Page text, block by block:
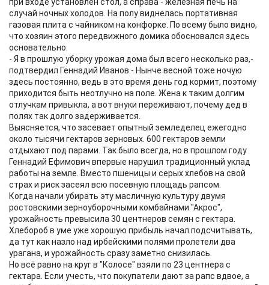
случай ночных холодов. На полу виднелась портативная
газовая плита с чайником на конфорке. По всему было видно,
что хозяин этого передвижного домика обосновался здесь
основательно.
- Я в прошлую уборку урожая дома был всего несколько раз,-
подтвердил Геннадий Иванов.- Нынче весной тоже ночую
здесь постоянно, ведь в это время день год кормит, поэтому
приходится быть неотлучно на поле. Жена к таким долгим
отлучкам привыкла, а вот внуки переживают, почему дед в
полях так долго задерживается.
Выясняется, что засевает опытный земледелец ежегодно
около тысячи гектаров зерновых. 600 гектаров земли
отдыхают под парами. Так было всегда, но в прошлом году
Геннадий Ефимович впервые нарушил традиционный уклад
работы на земле. Вместо пшеницы и серых хлебов на свой
страх и риск засеял всю посевную площадь рапсом.
Когда начали убирать эту масличную культуру двумя
ростовскими зерноуборочными комбайнами "Акрос",
урожайность превысила 30 центнеров семян с гектара.
Хлебороб в уме уже хорошую прибыль начал подсчитывать,
да тут как назло над ирбейскими полями пролетели два
урагана, и урожайность сразу заметно снизилась.
Но всё равно на круг в "Колосе" взяли по 23 центнера с
гектара. Если учесть, что покупатели дают за рапс вдвое, а